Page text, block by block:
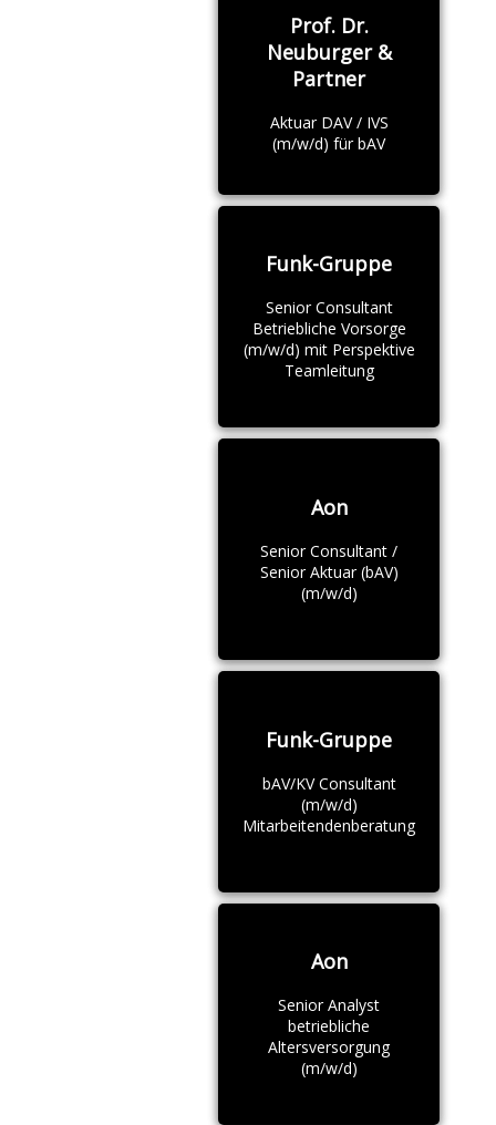
Prof. Dr.
Neuburger &
Partner
Aktuar DAV / IVS
(m/w/d) für bAV
Funk-Gruppe
Senior Consultant
Betriebliche Vorsorge
(m/w/d) mit Perspektive
Teamleitung
Aon
Senior Consultant /
Senior Aktuar (bAV)
(m/w/d)
Funk-Gruppe
bAV/KV Consultant
(m/w/d)
Mitarbeitendenberatung
Aon
Senior Analyst
betriebliche
Altersversorgung
(m/w/d)